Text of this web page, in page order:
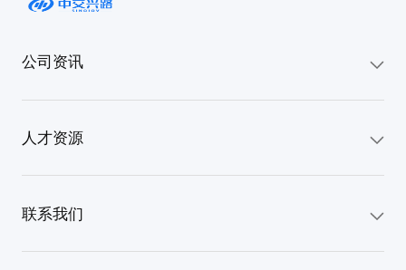
公司资讯
官方资讯
人才资源
内部推荐
联系我们